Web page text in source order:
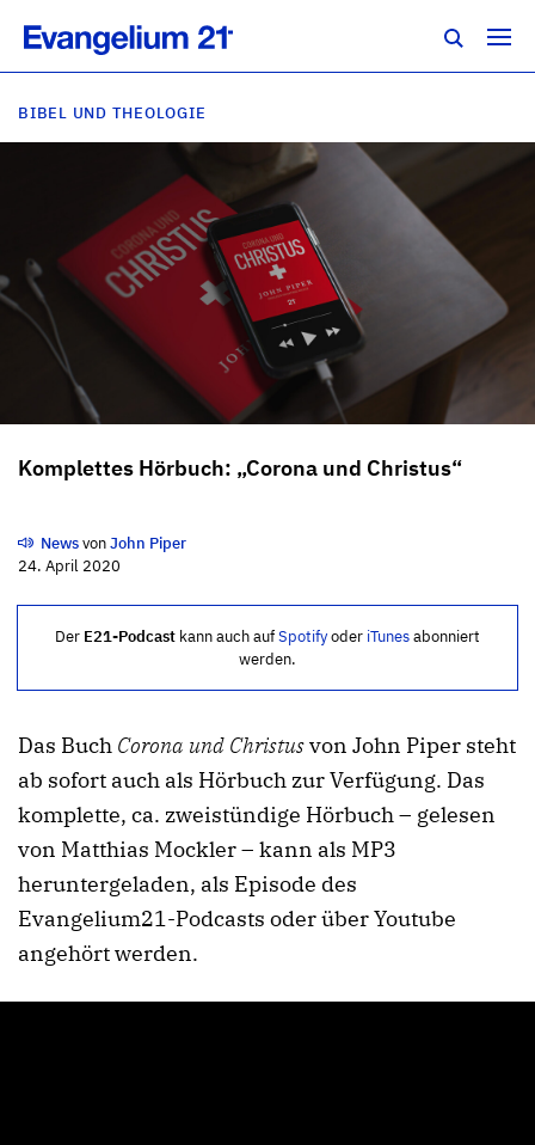
BIBEL UND THEOLOGIE
Komplettes Hörbuch: „Corona und Christus“
NewsvonJohn Piper
24. April 2020
Der E21-Podcast kann auch aufSpotifyoder iTunesabonniert
werden.
Das Buch Corona und Christusvon John Piper steht
ab sofort auch als Hörbuch zur Verfügung. Das
komplette, ca. zweistündige Hörbuch – gelesen
von Matthias Mockler – kann als MP3
heruntergeladen, als Episode des
Evangelium21-Podcasts oder über Youtube
angehört werden.